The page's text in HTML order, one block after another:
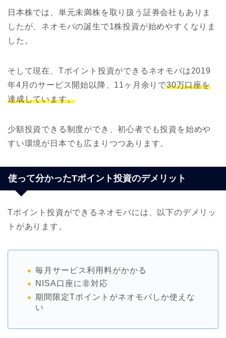
日本株では、単元未満株を取り扱う証券会社もありま
したが、ネオモバの誕生で1株投資が始めやすくなりま
した。
そして現在、Tポイント投資ができるネオモバは2019
年4月のサービス開始以降、11ヶ月余りで30万口座を
達成しています。
少額投資できる制度ができ、初心者でも投資を始めや
すい環境が日本でも広まりつつあります。
使って分かったTポイント投資のデメリット
Tポイント投資ができるネオモバには、以下のデメリッ
トがあります。
毎月サービス利用料がかかる
NISA口座に非対応
期間限定Tポイントがネオモバしか使えな
い